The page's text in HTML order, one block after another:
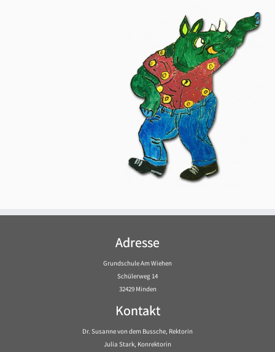
Adresse
Grundschule Am Wiehen
Schülerweg 14
32429 Minden
Kontakt
Dr. Susanne von dem Bussche, Rektorin
Julia Stark, Konrektorin